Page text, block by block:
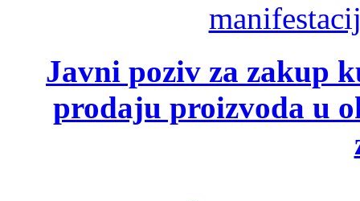
Javni poziv za zakup
prodaju proizvoda u